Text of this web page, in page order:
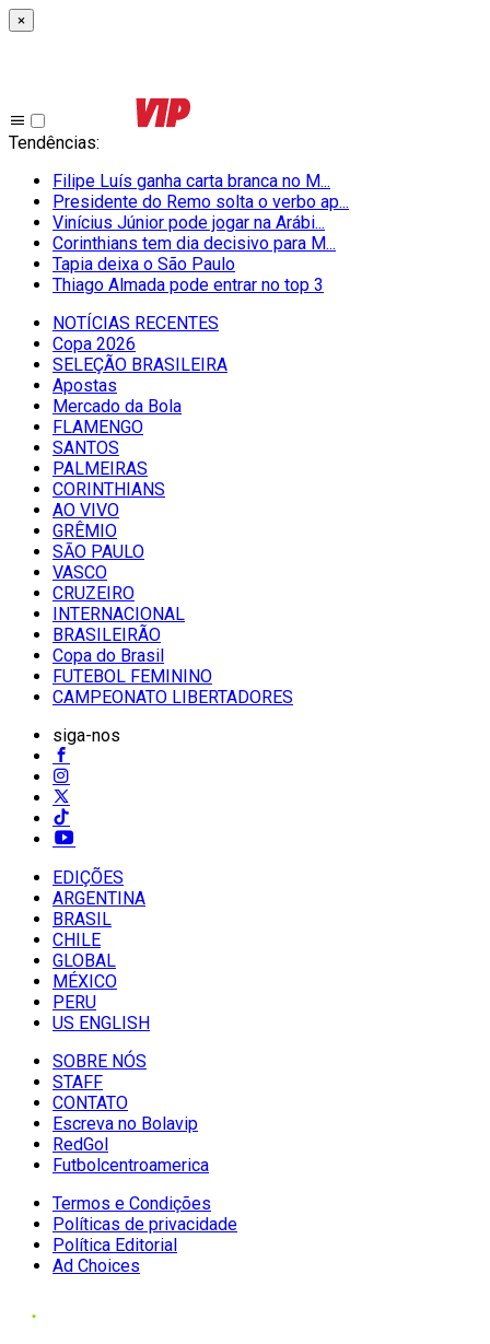
×
Tendências:
Filipe Luís ganha carta branca no M...
Presidente do Remo solta o verbo ap...
Vinícius Júnior pode jogar na Arábi...
Corinthians tem dia decisivo para M...
Tapia deixa o São Paulo
Thiago Almada pode entrar no top 3
NOTÍCIAS RECENTES
Copa 2026
SELEÇÃO BRASILEIRA
Apostas
Mercado da Bola
FLAMENGO
SANTOS
PALMEIRAS
CORINTHIANS
AO VIVO
GRÊMIO
SĀO PAULO
VASCO
CRUZEIRO
INTERNACIONAL
BRASILEIRÃO
Copa do Brasil
FUTEBOL FEMININO
CAMPEONATO LIBERTADORES
siga-nos
EDIÇÕES
ARGENTINA
BRASIL
CHILE
GLOBAL
MÉXICO
PERU
US ENGLISH
SOBRE NÓS
STAFF
CONTATO
Escreva no Bolavip
RedGol
Futbolcentroamerica
Termos e Condições
Políticas de privacidade
Política Editorial
Ad Choices